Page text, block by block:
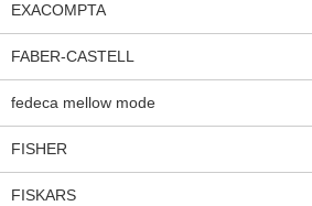
EXACOMPTA
FABER-CASTELL
fedeca mellow mode
FISHER
FISKARS